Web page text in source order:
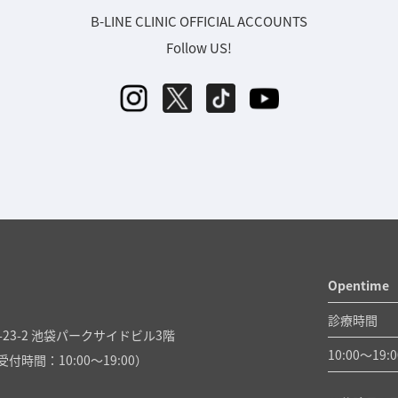
B-LINE CLINIC OFFICIAL ACCOUNTS
Follow US!
2 池袋パークサイドビル3階
付時間：10:00～19:00）
Opentime
診療時間
10:00〜